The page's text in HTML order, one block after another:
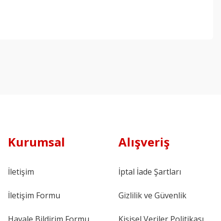
Kurumsal
İletişim
İletişim Formu
Alışveriş
İptal İade Şartları
Gizlilik ve Güvenlik